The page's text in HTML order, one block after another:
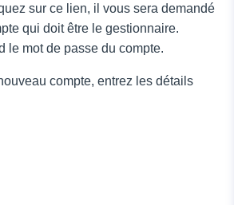
sur ce lien, il vous sera demandé
qui doit être le gestionnaire.
le mot de passe du compte.
compte, entrez les détails